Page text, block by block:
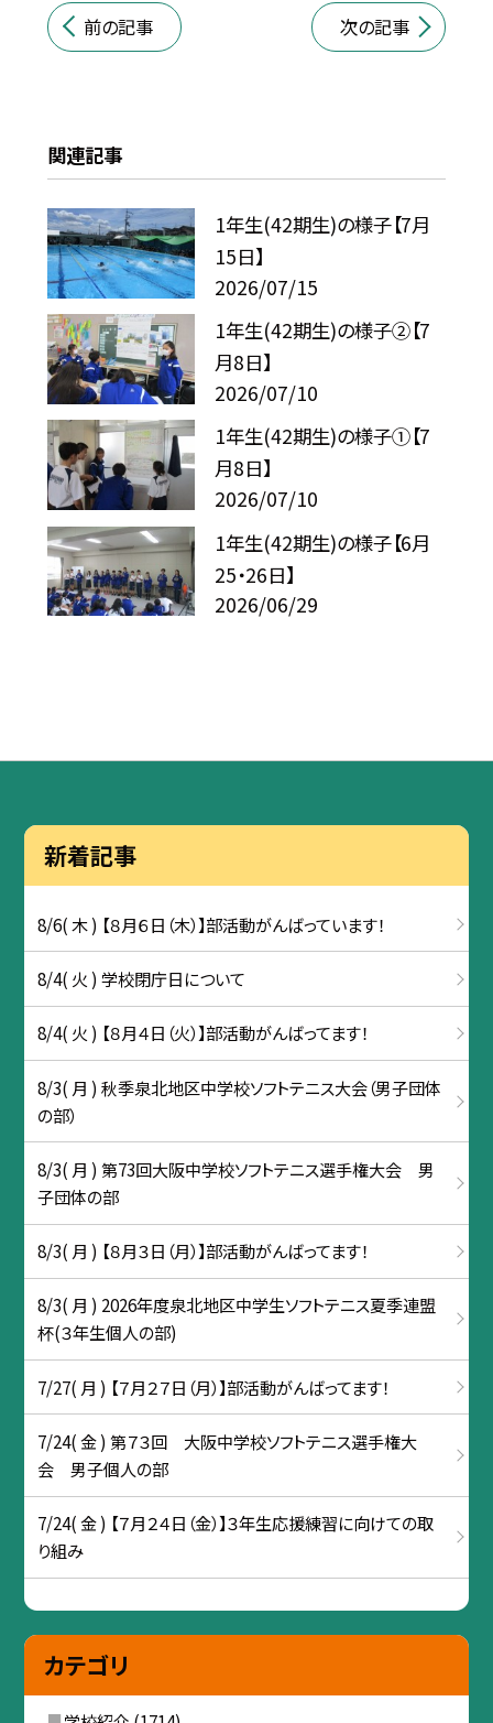
前の記事 次の記事
関連記事
1年生(42期生)の様子【7月
15日】
2026/07/15
1年生(42期生)の様子②【7
月8日】
2026/07/10
1年生(42期生)の様子①【7
月8日】
2026/07/10
1年生(42期生)の様子【6月
25・26日】
2026/06/29
新着記事
8/6( 木 ) 【８月６日（木）】部活動がんばっています！
8/4( 火 ) 学校閉庁日について
8/4( 火 ) 【８月４日（火）】部活動がんばってます！
8/3( 月 ) 秋季泉北地区中学校ソフトテニス大会（男子団体
の部）
8/3( 月 ) 第73回大阪中学校ソフトテニス選手権大会 男
子団体の部
8/3( 月 ) 【８月３日（月）】部活動がんばってます！
8/3( 月 ) 2026年度泉北地区中学生ソフトテニス夏季連盟
杯(３年生個人の部)
7/27( 月 ) 【７月２７日（月）】部活動がんばってます！
7/24( 金 ) 第７３回 大阪中学校ソフトテニス選手権大
会 男子個人の部
7/24( 金 ) 【７月２４日（金）】３年生応援練習に向けての取
り組み
カテゴリ